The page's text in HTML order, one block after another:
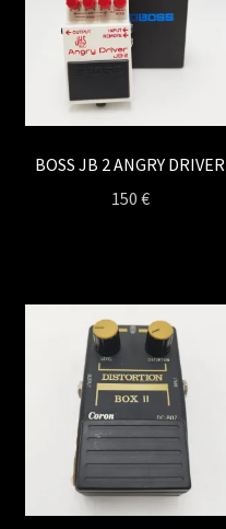
BOSS JB 2 ANGRY DRIVER
150 €